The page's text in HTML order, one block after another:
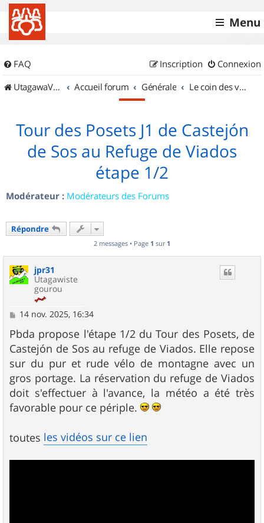
Menu
FAQ Connexion
Inscription
UtagawaVTT (Randos VTT et VTTAE avec traces GPS)
Accueil forum Générale Le coin des vidéastes
Tour des Posets J1 de Castejón
de Sos au Refuge de Viados
étape 1/2
Modérateur : Modérateurs des Forums
Répondre
2 messages • Page 1 sur 1
jpr31
Utagawiste
gourou
M
s
s
a
g
e
14 nov. 2025, 16:34
Pbda propose l'étape 1/2 du Tour des Posets, de
Castejón de Sos au refuge de Viados. Elle repose
sur du pur et rude vélo de montagne avec un
gros portage. La réservation du refuge de Viados
doit s'effectuer à l'avance, la météo a été très
favorable pour ce périple.
toutes les vidéos sur ce lien